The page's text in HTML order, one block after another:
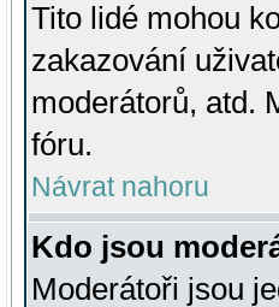
Tito lidé mohou
zakazování
moderátorů, atd.
fóru.
Návrat nahoru
Kdo jsou
Moderátoři jsou